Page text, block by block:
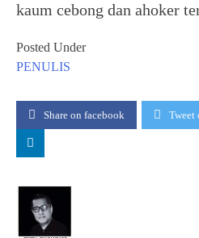
kaum cebong dan ahoker
Posted Under
PENULIS
Share on facebook Tweet